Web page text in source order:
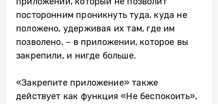
посторонним проникнуть туда, куда не
положено, удерживая их там, где им
позволено, – в приложении, которое вы
закрепили, и нигде больше.
«Закрепите приложение» также
действует как функция «Не беспокоить»,